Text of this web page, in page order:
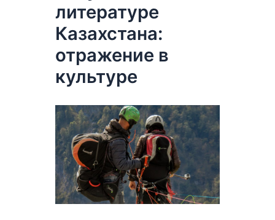
литературе
Казахстана:
отражение в
культуре